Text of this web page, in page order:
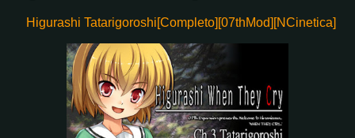
Higurashi Tatarigoroshi[Completo][07thMod][NCinetica]